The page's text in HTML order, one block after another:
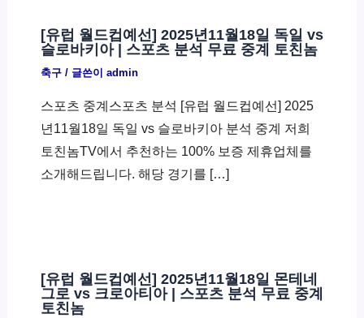
[유럽 월드컵예선] 2025년11월18일 독일 vs
슬로바키아 | 스포츠 분석 무료 중계 토친놈
축구/ 글쓴이 admin
스포츠 중계스포츠 분석 [유럽 월드컵예선] 2025
년11월18일 독일 vs 슬로바키아 분석 중계 저희
토친놈TV에서 추천하는 100% 보증 제휴업체를
소개해드립니다. 해당 경기를 […]
[유럽 월드컵예선] 2025년11월18일 몬테네
그로 vs 크로아티아 | 스포츠 분석 무료 중계
토친놈